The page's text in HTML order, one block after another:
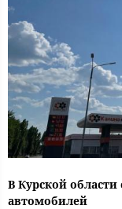
В Курской
автомобилей